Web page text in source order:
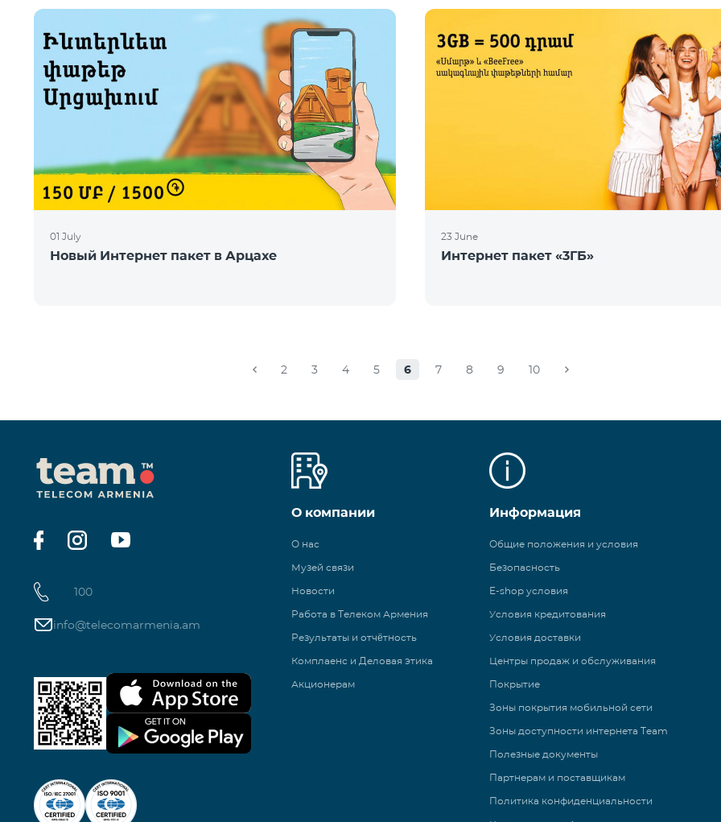
01 July
Новый Интернет пакет в Арцахе
23 June
Интернет пакет «3ГБ»
2 3 4 5 6 7 8 9 10
100
info@telecomarmenia.am
О компании
О нас
Музей связи
Новости
Работа в Телеком Армения
Результаты и отчётность
Комплаенс и Деловая этика
Акционерам
Информация
Общие положения и условия
Безопасность
E-shop условия
Условия кредитования
Условия доставки
Центры продаж и обслуживания
Покрытие
Зоны покрытия мобильной сети
Зоны доступности интернета Team
Полезные документы
Партнерам и поставщикам
Политика конфиденциальности